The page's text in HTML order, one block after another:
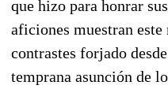
que hizo para honrar
aficiones muestran
contrastes forjado
temprana asunción de